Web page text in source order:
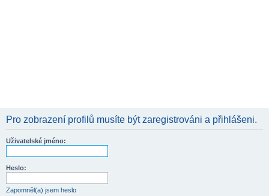
Pro zobrazení profilů musíte být zaregistrováni a přihlášeni.
Uživatelské jméno:
Heslo:
Zapomněl(a) jsem heslo